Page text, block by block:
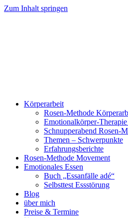
Zum Inhalt springen
Körperarbeit
Rosen-Methode
Emotionalkörper-
Schnupperabend Rosen-
Themen – Schwerpunkte
Erfahrungsberichte
Rosen-Methode Movement
Emotionales Essen
Buch „Essanfälle adé“
Selbsttest Essstörung
Blog
über mich
Preise & Termine